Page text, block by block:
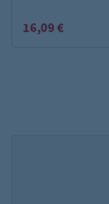
16,09 €